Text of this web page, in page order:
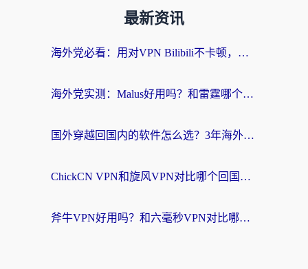
最新资讯
海外党必看：用对VPN Bilibili不卡顿，英国玩国内游戏也丝滑——2026回国加速器选择指南
海外党实测：Malus好用吗？和雷霆哪个好？+ 3款热门加速器深度对比
国外穿越回国内的软件怎么选？3年海外党亲测实用指南，告别地域限制
ChickCN VPN和旋风VPN对比哪个回国效果更好？海外党实测回国内网神器指南
斧牛VPN好用吗？和六毫秒VPN对比哪个回国效果更好？海外党亲测实用指南